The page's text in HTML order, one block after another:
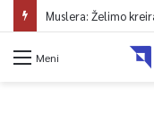
Meni